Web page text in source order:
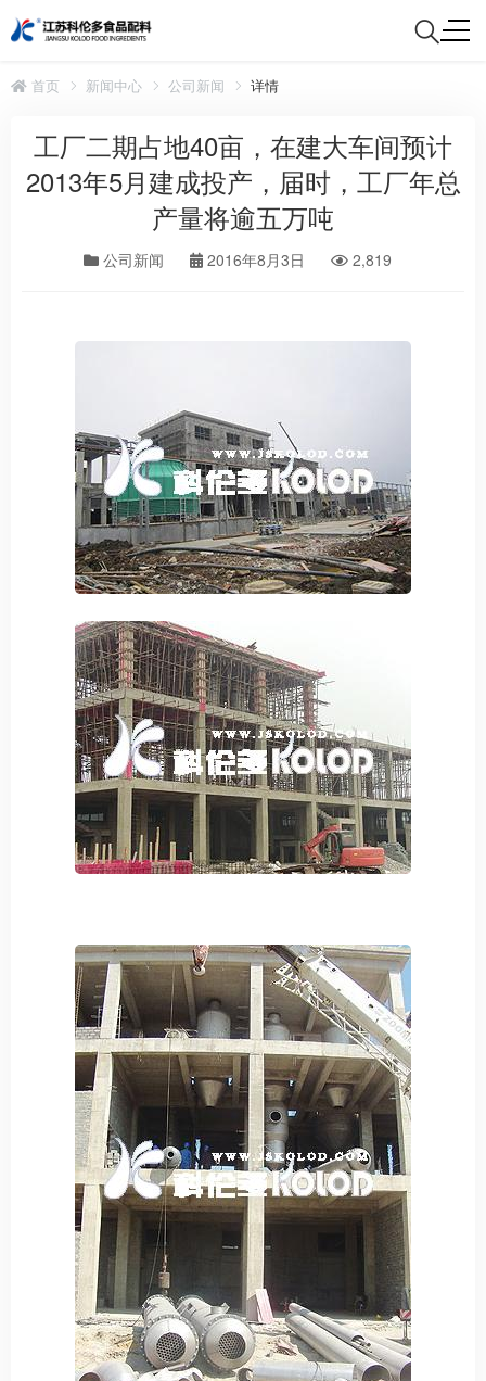
首页 新闻中心 公司新闻 详情
工厂二期占地40亩，在建大车间预计
2013年5月建成投产，届时，工厂年总
产量将逾五万吨
公司新闻 2016年8月3日 2,819